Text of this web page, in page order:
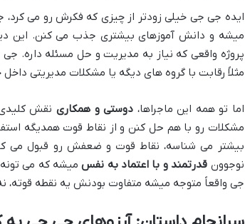
ایده جی جی خیلی زودتر از چیزی که فکرش رو می
میشه و دانش آموزهای بیشتری جذب می کنن. این
پروژه واقعی که نیاز به مدیریت و حل مسئله داره.
مثلاً رقابت با گروه های دیگه یا مشکلات مدیریتی
اما تو همه این ماجراها، دوستی و همکاری نقش
مشکلات رو با هم حل کنن و از نقاط قوت همدیگه
بیشتر می شناسه، نقاط قوت و ضعفش رو قبول می
نوجوون قدرتمند و با اعتماد به نفسمیشه که می
جی واقعاً متوجه میشه متفاوت بودنش یه نقطه قوته،